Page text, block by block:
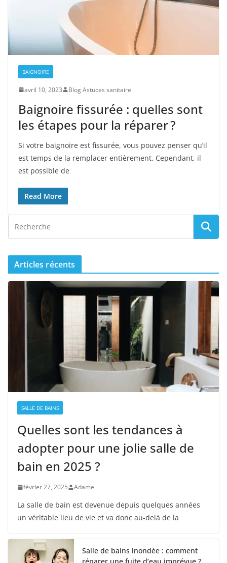
BAIGNOIRE
avril 10, 2023 Blog Astuces sanitaire
Baignoire fissurée : quelles sont
les étapes pour la réparer ?
Si votre baignoire est fissurée, vous pouvez penser qu’il
est temps de la remplacer entièrement. Cependant, il
est possible de
Read More
Articles récents
SALLE DE BAINS
Quelles sont les tendances à
adopter pour une jolie salle de
bain en 2025 ?
février 27, 2025 Adame
La salle de bain est devenue depuis quelques années
un véritable lieu de vie et va donc au-delà de la
Salle de bains inondée : comment